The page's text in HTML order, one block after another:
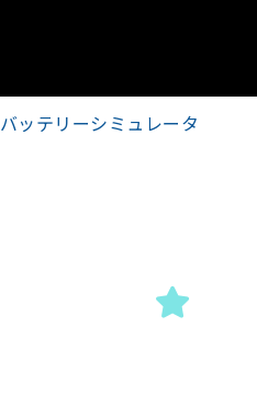
バッテリーシミュレータ